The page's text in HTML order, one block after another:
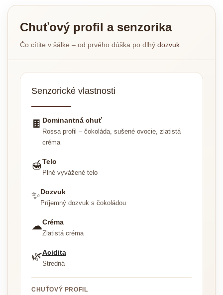
Chuťový profil a senzorika
Čo cítite v šálke – od prvého dúška po dlhý dozvuk
Senzorické vlastnosti
🍫 Dominantná chuť
Rossa profil – čokoláda, sušené ovocie, zlatistá
créma
🍯Telo
Plné vyvážené telo
✨Dozvuk
Príjemný dozvuk s čokoládou
☁Créma
Zlatistá créma
🌿Acidita
Stredná
CHUŤOVÝ PROFIL